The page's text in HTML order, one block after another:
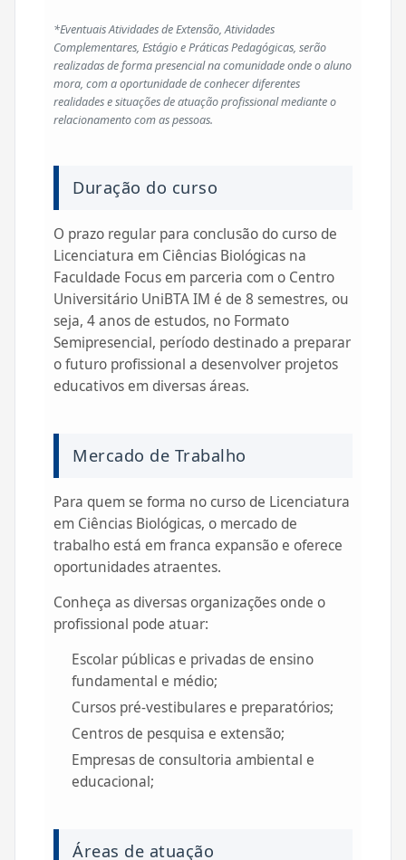
*Eventuais Atividades de Extensão, Atividades
Complementares, Estágio e Práticas Pedagógicas, serão
realizadas de forma presencial na comunidade onde o aluno
mora, com a oportunidade de conhecer diferentes
realidades e situações de atuação profissional mediante o
relacionamento com as pessoas.
Duração do curso
O prazo regular para conclusão do curso de
Licenciatura em Ciências Biológicas na
Faculdade Focus em parceria com o Centro
Universitário UniBTA IM é de 8 semestres, ou
seja, 4 anos de estudos, no Formato
Semipresencial, período destinado a preparar
o futuro profissional a desenvolver projetos
educativos em diversas áreas.
Mercado de Trabalho
Para quem se forma no curso de Licenciatura
em Ciências Biológicas, o mercado de
trabalho está em franca expansão e oferece
oportunidades atraentes.
Conheça as diversas organizações onde o
profissional pode atuar:
Escolar públicas e privadas de ensino
fundamental e médio;
Cursos pré-vestibulares e preparatórios;
Centros de pesquisa e extensão;
Empresas de consultoria ambiental e
educacional;
Áreas de atuação